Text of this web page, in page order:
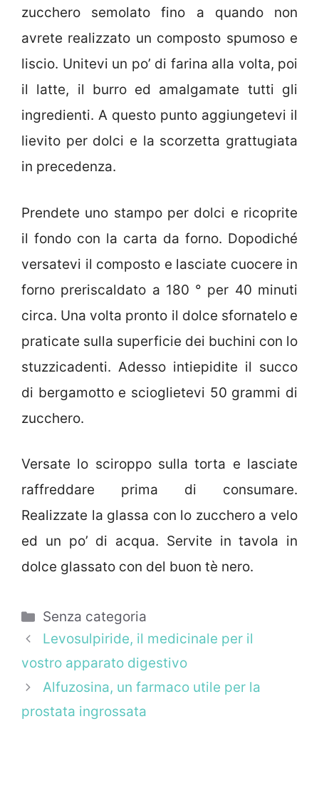
zucchero semolato fino a quando non
avrete realizzato un composto spumoso e
liscio. Unitevi un po’ di farina alla volta, poi
il latte, il burro ed amalgamate tutti gli
ingredienti. A questo punto aggiungetevi il
lievito per dolci e la scorzetta grattugiata
in precedenza.
Prendete uno stampo per dolci e ricoprite
il fondo con la carta da forno. Dopodiché
versatevi il composto e lasciate cuocere in
forno preriscaldato a 180 ° per 40 minuti
circa. Una volta pronto il dolce sfornatelo e
praticate sulla superficie dei buchini con lo
stuzzicadenti. Adesso intiepidite il succo
di bergamotto e scioglietevi 50 grammi di
zucchero.
Versate lo sciroppo sulla torta e lasciate
raffreddare prima di consumare.
Realizzate la glassa con lo zucchero a velo
ed un po’ di acqua. Servite in tavola in
dolce glassato con del buon tè nero.
Categorie
Senza categoria
Levosulpiride, il medicinale per il
vostro apparato digestivo
Alfuzosina, un farmaco utile per la
prostata ingrossata